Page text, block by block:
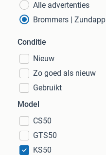
Alle advertenties
Brommers | Zundapp
Conditie
Nieuw
Zo goed als nieuw
Gebruikt
Model
CS50
GTS50
KS50